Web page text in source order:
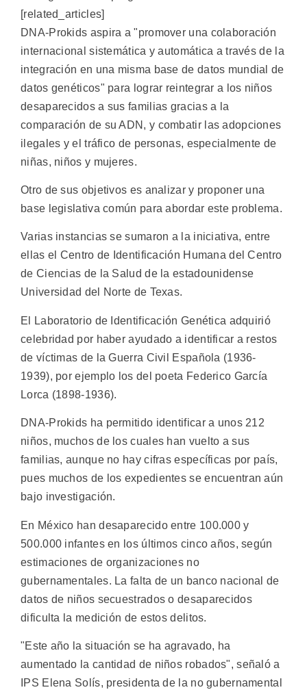
[related_articles]
DNA-Prokids aspira a "promover una colaboración
internacional sistemática y automática a través de la
integración en una misma base de datos mundial de
datos genéticos" para lograr reintegrar a los niños
desaparecidos a sus familias gracias a la
comparación de su ADN, y combatir las adopciones
ilegales y el tráfico de personas, especialmente de
niñas, niños y mujeres.
Otro de sus objetivos es analizar y proponer una
base legislativa común para abordar este problema.
Varias instancias se sumaron a la iniciativa, entre
ellas el Centro de Identificación Humana del Centro
de Ciencias de la Salud de la estadounidense
Universidad del Norte de Texas.
El Laboratorio de Identificación Genética adquirió
celebridad por haber ayudado a identificar a restos
de víctimas de la Guerra Civil Española (1936-
1939), por ejemplo los del poeta Federico García
Lorca (1898-1936).
DNA-Prokids ha permitido identificar a unos 212
niños, muchos de los cuales han vuelto a sus
familias, aunque no hay cifras específicas por país,
pues muchos de los expedientes se encuentran aún
bajo investigación.
En México han desaparecido entre 100.000 y
500.000 infantes en los últimos cinco años, según
estimaciones de organizaciones no
gubernamentales. La falta de un banco nacional de
datos de niños secuestrados o desaparecidos
dificulta la medición de estos delitos.
"Este año la situación se ha agravado, ha
aumentado la cantidad de niños robados", señaló a
IPS Elena Solís, presidenta de la no gubernamental